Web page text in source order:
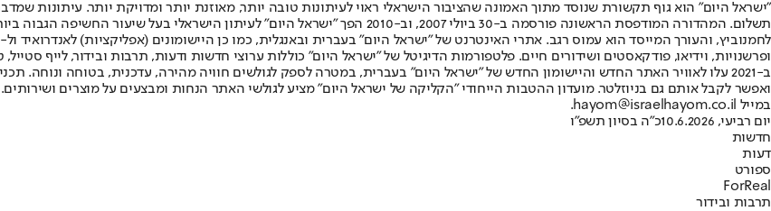
"ישראל היום" הוא גוף תקשורת שנוסד מתוך האמונה שהציבור הישראלי ראוי לעיתונות טובה יותר, מאוזנת יותר ומדויקת יותר. עיתונות
תשלום. המהדורה המודפסת הראשונה פורסמה ב-30 ביולי 2007, וב-2010 הפך "ישראל היום" לעיתון
ופרשנויות, וידיאו, פודקאסטים ושידורים חיים. פלטפורמות הדיגיטל של "ישראל היום" כוללות ערוצי חדשות ודעות, תרבות ובידור, לייף
ב-2021 עלו לאוויר האתר החדש והיישומון החדש של "ישראל היום" בעברית, במטרה לספק לגולשים חוויה מהירה, עדכנית, בטוחה
ואפשר לקבל אותם גם בניוזלטר. מועדון ההטבות הייחודי "הקליקה של ישראל היום" מציע לגולשי האתר הנחות ומבצעים על מוצרים
במייל hayom@israelhayom.co.il.
יום רביעי, 10.6.2026
כ"ה בסיון תשפ"ו
חדשות
דעות
ספורט
ForReal
תרבות ובידור